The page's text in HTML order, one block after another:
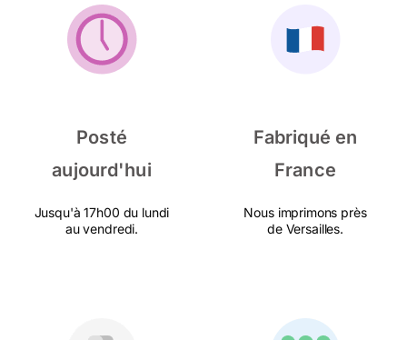
Posté
aujourd'hui
Jusqu'à 17h00 du lundi
au vendredi.
Fabriqué en
France
Nous imprimons près
de Versailles.